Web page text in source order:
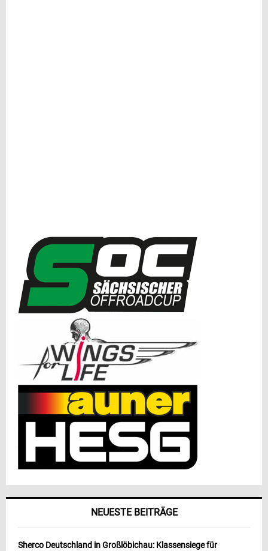
NEUESTE BEITRÄGE
Sherco Deutschland in Großlöbichau: Klassensiege für